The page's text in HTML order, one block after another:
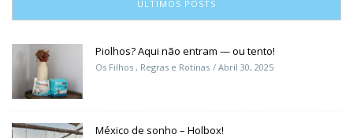
ÚLTIMOS POSTS
Piolhos? Aqui não entram — ou tento!
Os Filhos , Regras e Rotinas Abril 30, 2025
México de sonho – Holbox!